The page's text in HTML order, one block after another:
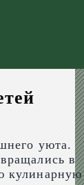
уюта.
в
кулинарную